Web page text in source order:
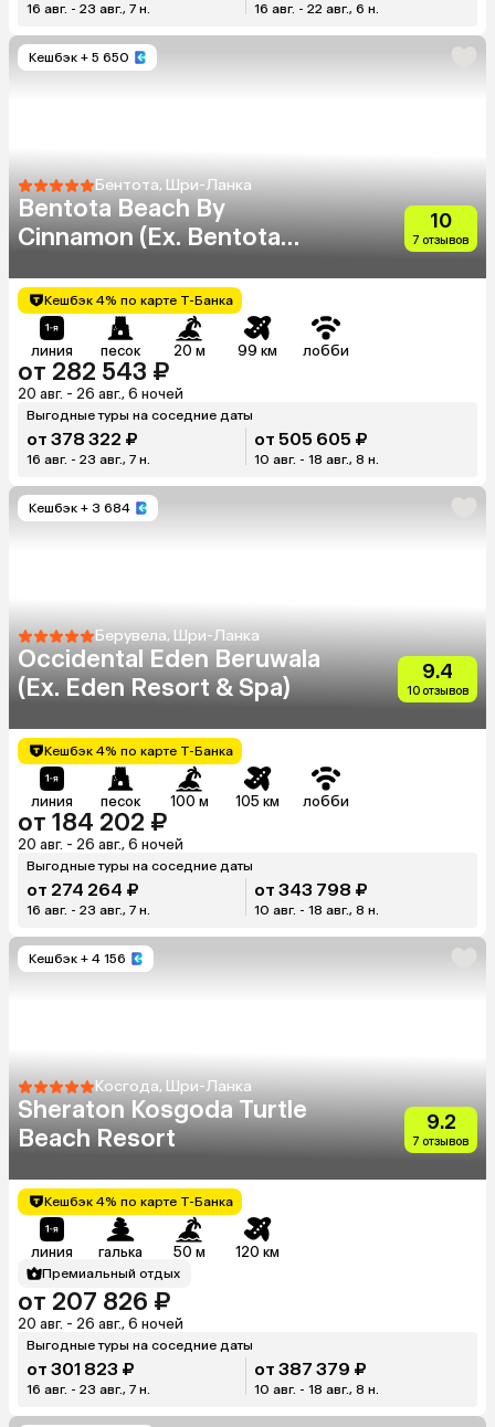
16 авг. - 23 авг., 7 н. 16 авг. - 22 авг., 6 н.
Кешбэк + 5 650
Бентота, Шри-Ланка
Bentota Beach By
Cinnamon (Ex. Bentota
10
7 отзывов
Кешбэк 4% по карте Т-Банка
линия песок 20 м 99 км лобби
от 282 543 ₽
20 авг. - 26 авг., 6 ночей
Выгодные туры на соседние даты
от 378 322 ₽
16 авг. - 23 авг., 7 н.
от 505 605 ₽
10 авг. - 18 авг., 8 н.
Кешбэк + 3 684
Берувела, Шри-Ланка
Occidental Eden Beruwala
(Ex. Eden Resort & Spa)
9.4
10 отзывов
Кешбэк 4% по карте Т-Банка
линия песок 100 м 105 км лобби
от 184 202 ₽
20 авг. - 26 авг., 6 ночей
Выгодные туры на соседние даты
от 274 264 ₽
16 авг. - 23 авг., 7 н.
от 343 798 ₽
10 авг. - 18 авг., 8 н.
Кешбэк + 4 156
Косгода, Шри-Ланка
Sheraton Kosgoda Turtle
Beach Resort
9.2
7 отзывов
Кешбэк 4% по карте Т-Банка
линия галька 50 м 120 км
Премиальный отдых
от 207 826 ₽
20 авг. - 26 авг., 6 ночей
Выгодные туры на соседние даты
от 301 823 ₽
16 авг. - 23 авг., 7 н.
от 387 379 ₽
10 авг. - 18 авг., 8 н.